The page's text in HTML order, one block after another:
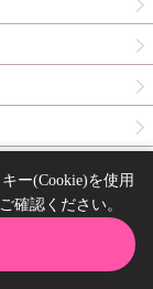
studio. All right reserved.
ー(Cookie)を使用
確認ください。